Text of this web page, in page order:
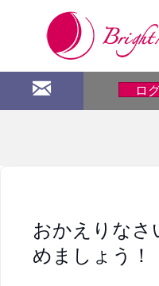
ロ
おかえりなさ
めましょう！